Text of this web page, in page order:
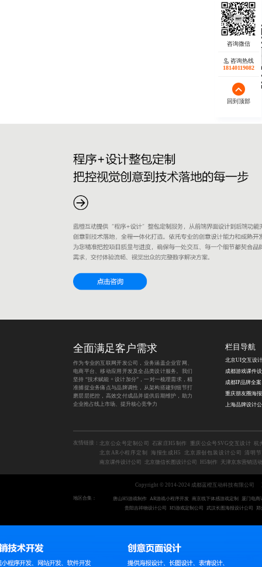
咨询热线
18140119082
回到顶部
全面满足客户需求
作为专业的互联网开发公司，业务涵盖企业官网、
电商平台、移动应用开发及全品类设计服务。我们
坚持 “技术赋能 + 设计加分”，一对一梳理需求，精
准捕捉业务痛点与品牌调性，从架构搭建到细节打
磨层层把控，高效交付成品并提供后期维护，助力
企业抢占线上市场、提升核心竞争力
栏目导航
上海品牌设计
友情链接： 北京公众号定制公司 石家庄H5制作 重庆公众号SVG交互设计
杭
北京AR小程序定制
海报生成H5 北京原创包装设计公司
清明
南京课件设计公司
北京微信长图设计公司 H5制作 天津京东营销活
Copyright © 2014-2024 成都蓝橙互动科技有限公司
地区合集： 唐山H5游戏制作 AR游戏小程序开发 南京线下体感游戏定制
厦门电商
贵阳吉祥物设计公司
H5游戏定制公司 武汉长图海报设计公司 郑